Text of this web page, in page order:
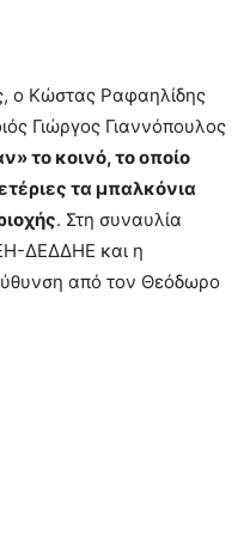
ο Κώστας Ραφαηλίδης
Γιώργος Γιαννόπουλος
το κοινό, το οποίο
τα μπαλκόνια
. Στη συναυλία
ΔΕΔΔΗΕ και η
από τον Θεόδωρο